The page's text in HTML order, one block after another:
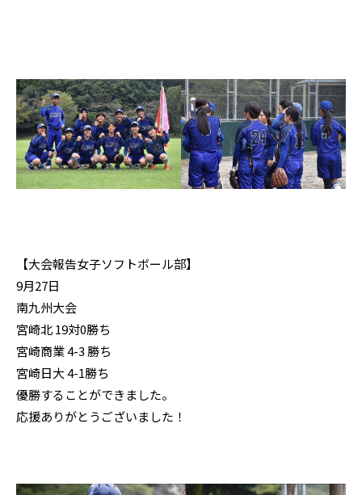
【大会報告女子ソフトボール部】
9月27日
南九州大会
宮崎北 19対0勝ち
宮崎商業 4-3 勝ち
宮崎日大 4-1勝ち
優勝することができました。
応援ありがとうございました！